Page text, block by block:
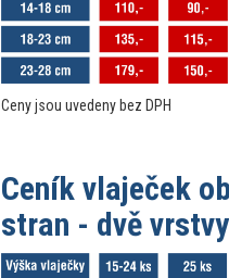
Ceny jsou uvedeny bez DPH
Ceník vlaječek
stran - dvě vrstvy